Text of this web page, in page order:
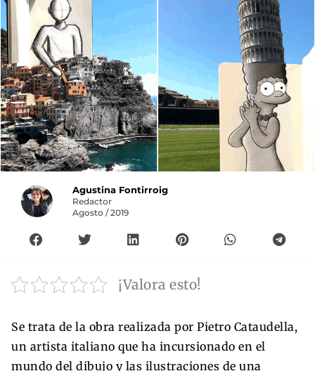
Agustina Fontirroig
Redactor
Agosto / 2019
¡Valora esto!
Se trata de la obra realizada por Pietro Cataudella,
un artista italiano que ha incursionado en el
mundo del dibujo y las ilustraciones de una